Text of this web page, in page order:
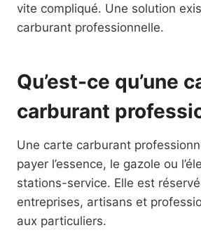
vite compliqué. Une solution
carburant professionnelle.
Qu’est-ce qu’une
carburant
Une carte carburant
payer l’essence, le gazole ou
stations-service. Elle est
entreprises, artisans et
aux particuliers.